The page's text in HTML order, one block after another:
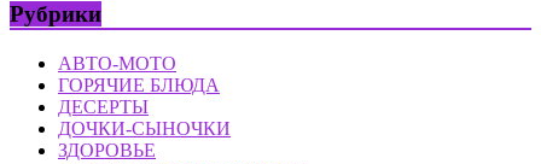
Рубрики
АВТО-МОТО
ГОРЯЧИЕ БЛЮДА
ДЕСЕРТЫ
ДОЧКИ-СЫНОЧКИ
ЗДОРОВЬЕ